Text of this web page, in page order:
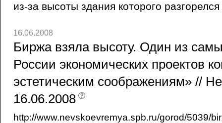
из-за высоты здания которого
16.06.2008
Биржа взяла высоту. Один из
России экономических проектов
эстетическим соображениям» //
16.06.2008
http://www.nevskoevremya.spb.ru/gorod/5039/